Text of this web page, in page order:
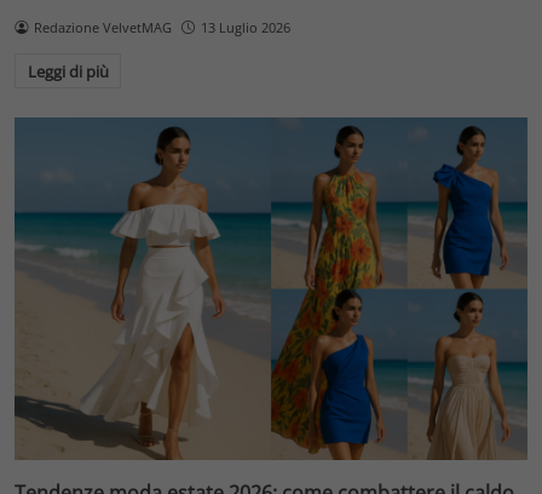
Redazione VelvetMAG 13 Luglio 2026
Leggi di più